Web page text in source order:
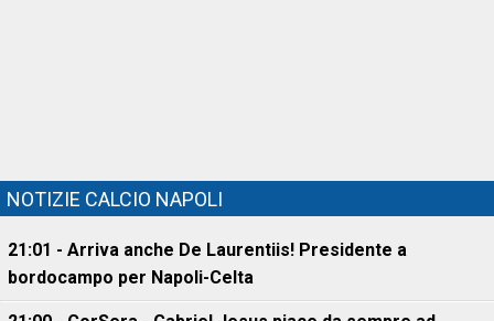
NOTIZIE CALCIO NAPOLI
21:01 - Arriva anche De Laurentiis! Presidente a
bordocampo per Napoli-Celta